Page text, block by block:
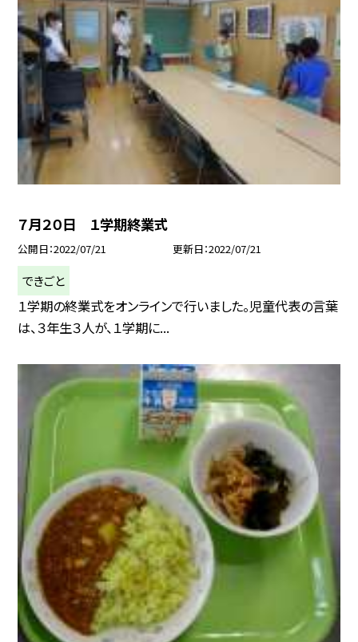
７月２０日 １学期終業式
公開日 2022/07/21 更新日 2022/07/21
できごと
１学期の終業式をオンラインで行いました。児童代表の言葉
は、３年生３人が、１学期に...